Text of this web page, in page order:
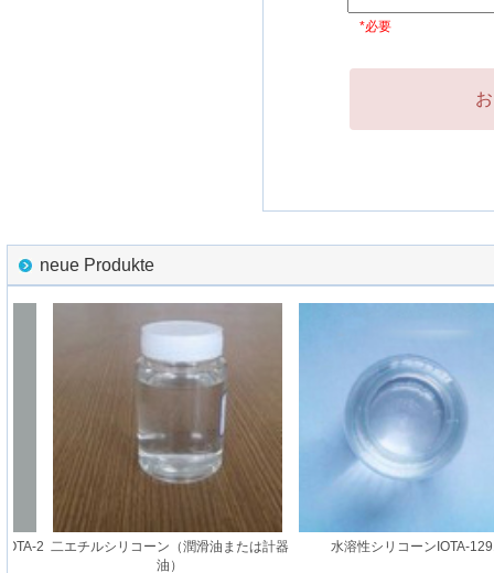
*必要
neue Produkte
2
二エチルシリコーン（潤滑油または計器
油）
水溶性シリコーンIOTA-1291